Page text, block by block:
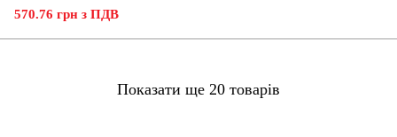
570.76 грн з ПДВ
Показати ще 20 товарів